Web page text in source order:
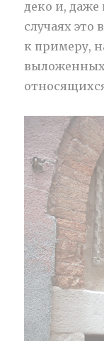
деко и,
случаях это
к примеру,
выложенных